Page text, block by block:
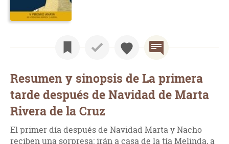
Resumen y sinopsis de La primera
tarde después de Navidad de Marta
Rivera de la Cruz
El primer día después de Navidad Marta y Nacho
reciben una sorpresa: irán a casa de la tía Melinda, a